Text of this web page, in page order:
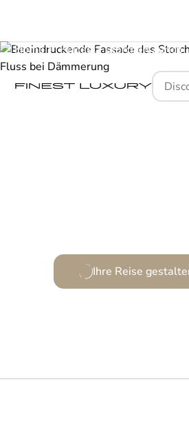
Home Places Storchen Zurich
Ihre Reise